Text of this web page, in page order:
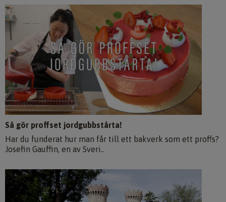
Så gör proffset jordgubbstårta!
Har du funderat hur man får till ett bakverk som ett proffs?
Josefin Gauffin, en av Sveri..